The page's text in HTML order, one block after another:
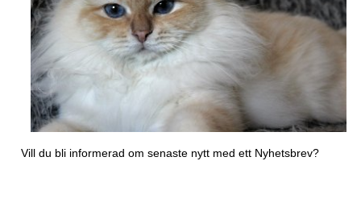
Vill du bli informerad om senaste nytt med ett Nyhetsbrev?